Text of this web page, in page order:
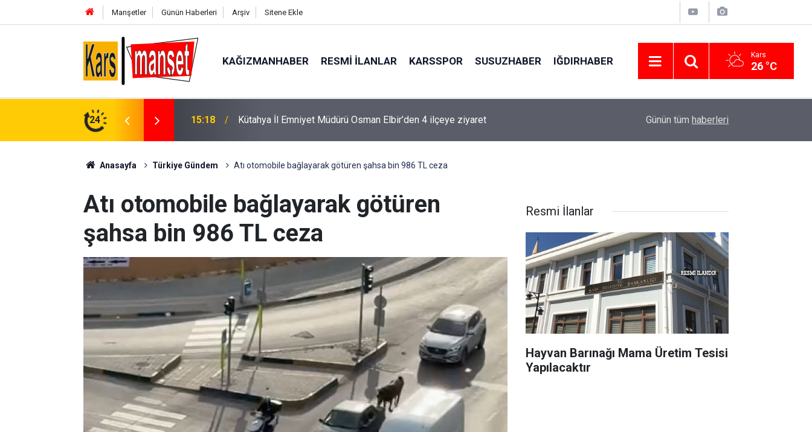
Manşetler Günün Haberleri Arşiv Sitene Ekle
KAĞIZMANHABER RESMI İLANLAR KARSSPOR SUSUZHABER IĞDIRHABER Kars
26 °C
24
Elbir’den 4 ilçeye ziyaret 15:17 Traktör kazasında yaralanan sürücü hayatını kaybetti AHBAP Derneği yönetimine üç kişilik kayyım
Günün tüm haberleri
Anasayfa Türkiye Gündem Atı otomobile bağlayarak götüren şahsa bin 986 TL ceza
Atı otomobile bağlayarak götüren
şahsa bin 986 TL ceza
Resmi İlanlar
Hayvan Barınağı Mama Üretim Tesisi
Yapılacaktır